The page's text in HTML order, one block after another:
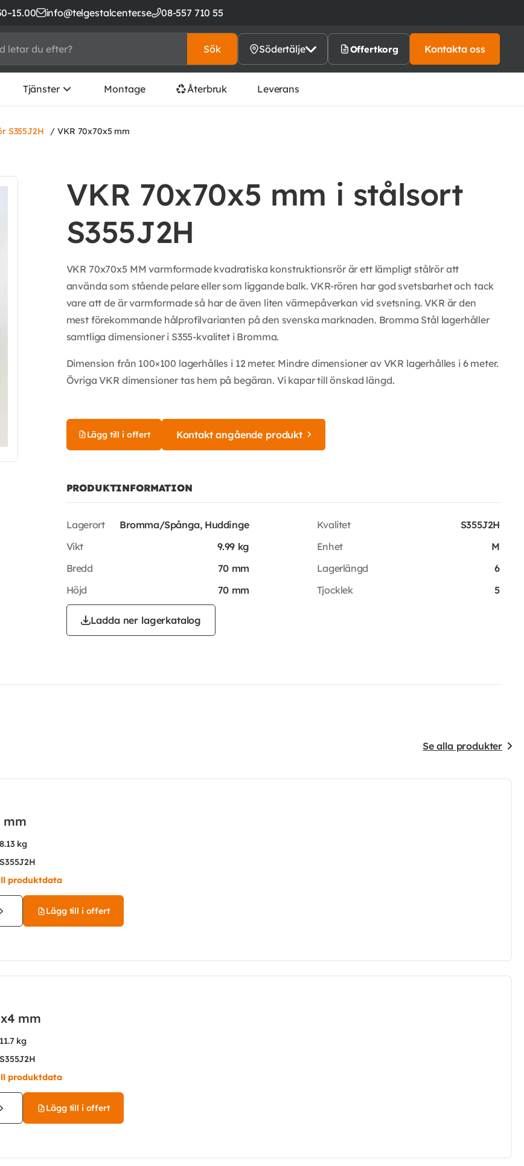
info@telgestalcenter.se 08-557 710 55
Sök Södertälje Offertkorg Kontakta oss
Tjänster Montage Återbruk Leverans
S355J2H / VKR 70x70x5 mm
VKR 70x70x5 mm i stålsort
S355J2H
VKR 70x70x5 MM varmformade kvadratiska konstruktionsrör är ett lämpligt stålrör att
använda som stående pelare eller som liggande balk. VKR-rören har god svetsbarhet och tack
vare att de är varmformade så har de även liten värmepåverkan vid svetsning. VKR är den
mest förekommande hålprofilvarianten på den svenska marknaden. Bromma Stål lagerhåller
samtliga dimensioner i S355-kvalitet i Bromma.
Dimension från 100×100 lagerhålles i 12 meter. Mindre dimensioner av VKR lagerhålles i 6 meter.
Övriga VKR dimensioner tas hem på begäran. Vi kapar till önskad längd.
Lägg till i offert Kontakt angående produkt
PRODUKTINFORMATION
Lagerort
Bromma/Spånga, Huddinge
Vikt
9.99 kg
Bredd
70 mm
Höjd
70 mm
Kvalitet
S355J2H
Enhet
M
Lagerlängd
6
Tjocklek
5
Ladda ner lagerkatalog
Se alla produkter
mm
8.13 kg
S355J2H
produktdata
Lägg till i offert
mm
11.7 kg
S355J2H
produktdata
Lägg till i offert